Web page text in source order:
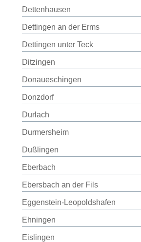
Dettenhausen
Dettingen an der Erms
Dettingen unter Teck
Ditzingen
Donaueschingen
Donzdorf
Durlach
Durmersheim
Dußlingen
Eberbach
Ebersbach an der Fils
Eggenstein-Leopoldshafen
Ehningen
Eislingen